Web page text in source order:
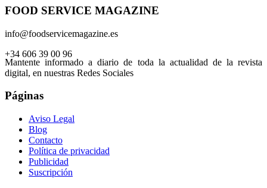
FOOD SERVICE MAGAZINE
info@foodservicemagazine.es
+34 606 39 00 96
Mantente informado a diario de toda la actualidad de la revista
digital, en nuestras Redes Sociales
Páginas
Aviso Legal
Blog
Contacto
Política de privacidad
Publicidad
Suscripción